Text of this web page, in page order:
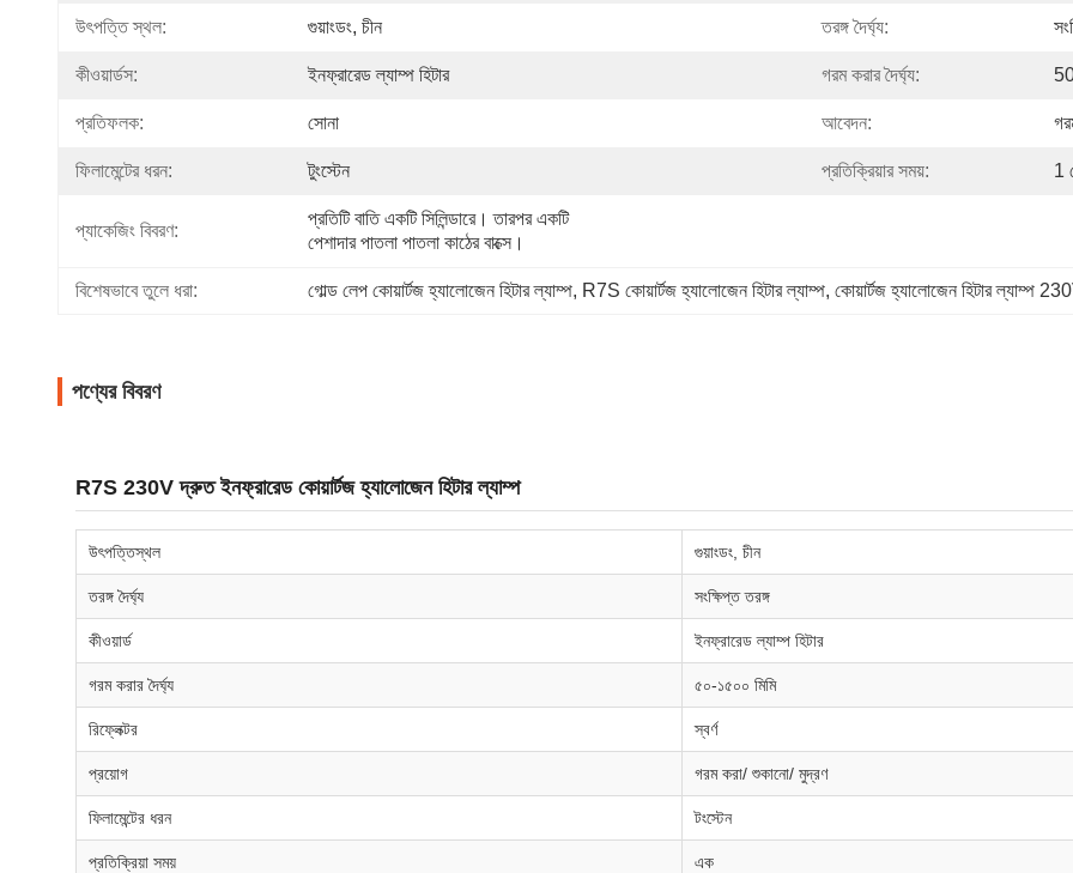
উৎপত্তি স্থল: গুয়াংডং, চীন তরঙ্গ দৈর্ঘ্য:
কীওয়ার্ডস: ইনফ্রারেড ল্যাম্প হিটার গরম করার দৈর্ঘ্য:
প্রতিফলক: সোনা আবেদন:
ফিলামেন্টের ধরন: টুংস্টেন প্রতিক্রিয়ার সময়: 1
প্যাকেজিং বিবরণ:
প্রতিটি বাতি একটি সিলিন্ডারে। তারপর একটি
পেশাদার পাতলা পাতলা কাঠের বাক্সে।
বিশেষভাবে তুলে ধরা: গোল্ড লেপ কোয়ার্টজ হ্যালোজেন হিটার ল্যাম্প, R7S কোয়ার্টজ হ্যালোজেন হিটার ল্যাম্প, কোয়ার্টজ হ্যালোজেন হিটার ল্যাম্প
পণ্যের বিবরণ
R7S 230V দ্রুত ইনফ্রারেড কোয়ার্টজ হ্যালোজেন হিটার ল্যাম্প
উৎপত্তিস্থল গুয়াংডং, চীন
তরঙ্গ দৈর্ঘ্য সংক্ষিপ্ত তরঙ্গ
কীওয়ার্ড ইনফ্রারেড ল্যাম্প হিটার
গরম করার দৈর্ঘ্য ৫০-১৫০০ মিমি
রিফ্লেক্টর স্বর্ণ
প্রয়োগ গরম করা/ শুকানো/ মুদ্রণ
ফিলামেন্টের ধরন টংস্টেন
প্রতিক্রিয়া সময় এক